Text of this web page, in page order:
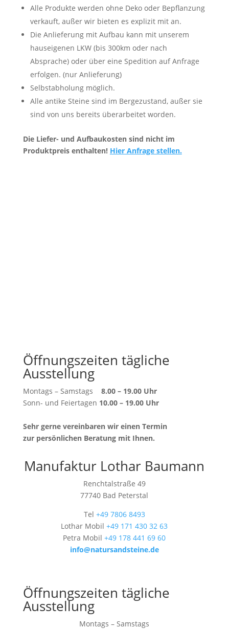
Alle Produkte werden ohne Deko oder Bepflanzung
verkauft, außer wir bieten es explizit mit an.
Die Anlieferung mit Aufbau kann mit unserem
hauseigenen LKW (bis 300km oder nach
Absprache) oder über eine Spedition auf Anfrage
erfolgen. (nur Anlieferung)
Selbstabholung möglich.
Alle antike Steine sind im Bergezustand, außer sie
sind von uns bereits überarbeitet worden.
Die Liefer- und Aufbaukosten sind nicht im
Produktpreis enthalten! Hier Anfrage stellen.
Öffnungszeiten tägliche
Ausstellung
Montags – Samstags 8.00 – 19.00 Uhr
Sonn- und Feiertagen 10.00 – 19.00 Uhr
Sehr gerne vereinbaren wir einen Termin
zur persönlichen Beratung mit Ihnen.
Manufaktur Lothar Baumann
Renchtalstraße 49
77740 Bad Peterstal
Tel +49 7806 8493
Lothar Mobil+49 171 430 32 63
Petra Mobil+49 178 441 69 60
info@natursandsteine.de
Öffnungszeiten tägliche
Ausstellung
Montags – Samstags